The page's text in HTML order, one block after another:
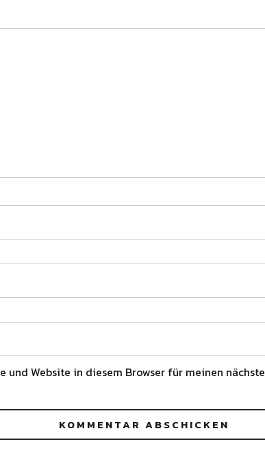
und Website in diesem Browser für meinen